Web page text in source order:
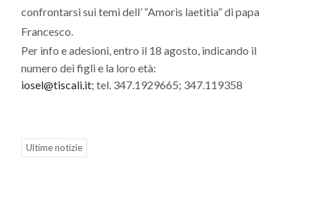
confrontarsi sui temi dell’ “Amoris laetitia” di papa
Francesco.
Per info e adesioni, entro il 18 agosto, indicando il
numero dei figli e la loro età:
iosel@tiscali.it; tel. 347.1929665; 347.119358
Ultime notizie